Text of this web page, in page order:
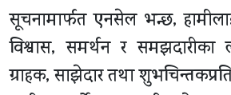
सूचनामार्फत एनसेल भन्छ,
विश्वास, समर्थन र समझदारीका
ग्राहक, साझेदार तथा